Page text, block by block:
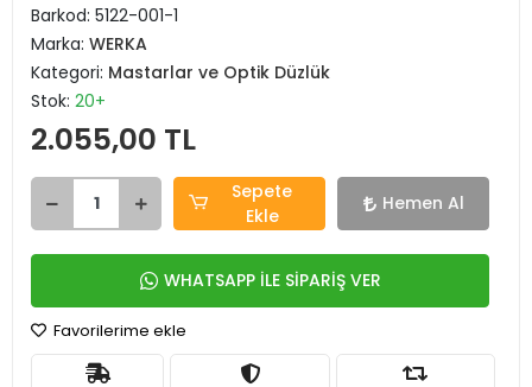
Barkod: 5122-001-1
Marka: WERKA
Kategori: Mastarlar ve Optik Düzlük
Stok: 20+
2.055,00 TL
Sepete
Ekle
Hemen Al
WHATSAPP İLE SİPARİŞ VER
Favorilerime ekle